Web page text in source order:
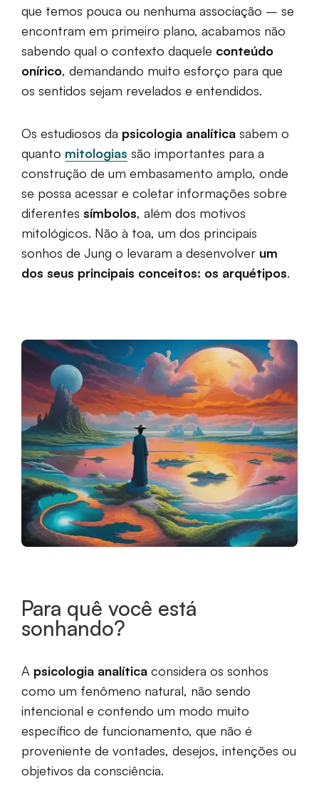
que temos pouca ou nenhuma associação – se
encontram em primeiro plano, acabamos não
sabendo qual o contexto daquele conteúdo
onírico, demandando muito esforço para que
os sentidos sejam revelados e entendidos.
Os estudiosos da psicologia analítica sabem o
quanto mitologias são importantes para a
construção de um embasamento amplo, onde
se possa acessar e coletar informações sobre
diferentes símbolos, além dos motivos
mitológicos. Não à toa, um dos principais
sonhos de Jung o levaram a desenvolver um
dos seus principais conceitos: os arquétipos.
Para quê você está
sonhando?
A psicologia analítica considera os sonhos
como um fenômeno natural, não sendo
intencional e contendo um modo muito
específico de funcionamento, que não é
proveniente de vontades, desejos, intenções ou
objetivos da consciência.